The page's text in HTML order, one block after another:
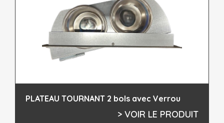
PLATEAU TOURNANT 2 bols avec Verrou
> VOIR LE PRODUIT